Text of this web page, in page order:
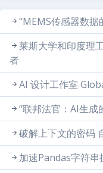
“MEMS传感器数据
莱斯大学和印度理
者
AI 设计工作室
“联邦法官：AI生成
破解上下文的密码
加速Pandas字符串